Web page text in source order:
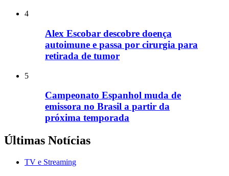
4
Alex Escobar descobre doença
autoimune e passa por cirurgia para
retirada de tumor
5
Campeonato Espanhol muda de
emissora no Brasil a partir da
próxima temporada
Últimas Notícias
TV e Streaming